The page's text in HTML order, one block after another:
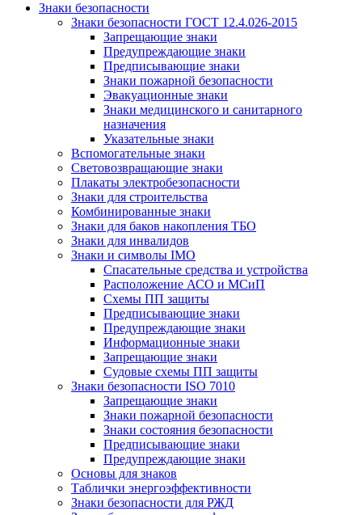
Знаки безопасности
Знаки безопасности ГОСТ 12.4.026-2015
Запрещающие знаки
Предупреждающие знаки
Предписывающие знаки
Знаки пожарной безопасности
Эвакуационные знаки
Знаки медицинского и санитарного
назначения
Указательные знаки
Вспомогательные знаки
Световозвращающие знаки
Плакаты электробезопасности
Знаки для строительства
Комбинированные знаки
Знаки для баков накопления ТБО
Знаки для инвалидов
Знаки и символы IMO
Спасательные средства и устройства
Расположение АСО и МСиП
Схемы ПП защиты
Предписывающие знаки
Предупреждающие знаки
Информационные знаки
Запрещающие знаки
Судовые схемы ПП защиты
Знаки безопасности ISO 7010
Запрещающие знаки
Знаки пожарной безопасности
Знаки состояния безопасности
Предписывающие знаки
Предупреждающие знаки
Основы для знаков
Таблички энергоэффективности
Знаки безопасности для РЖД